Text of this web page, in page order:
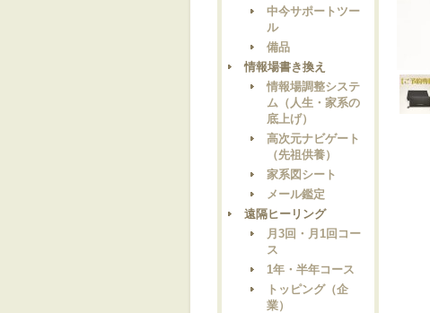
中今サポートツー
ル
備品
情報場書き換え
情報場調整システ
ム（人生・家系の
底上げ）
高次元ナビゲート
（先祖供養）
家系図シート
メール鑑定
遠隔ヒーリング
月3回・月1回コー
ス
1年・半年コース
トッピング（企
業）